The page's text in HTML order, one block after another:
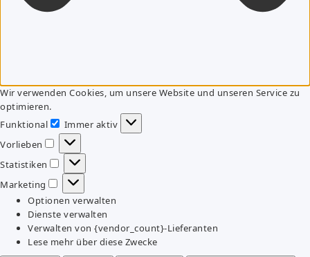
Wir verwenden Cookies, um unsere Website und unseren Service zu
optimieren.
Funktional
Funktional
Immer aktiv
Vorlieben
Vorlieben
Statistiken
Statistiken
Marketing
Marketing
Optionen verwalten
Dienste verwalten
Verwalten von {vendor_count}-Lieferanten
Lese mehr über diese Zwecke